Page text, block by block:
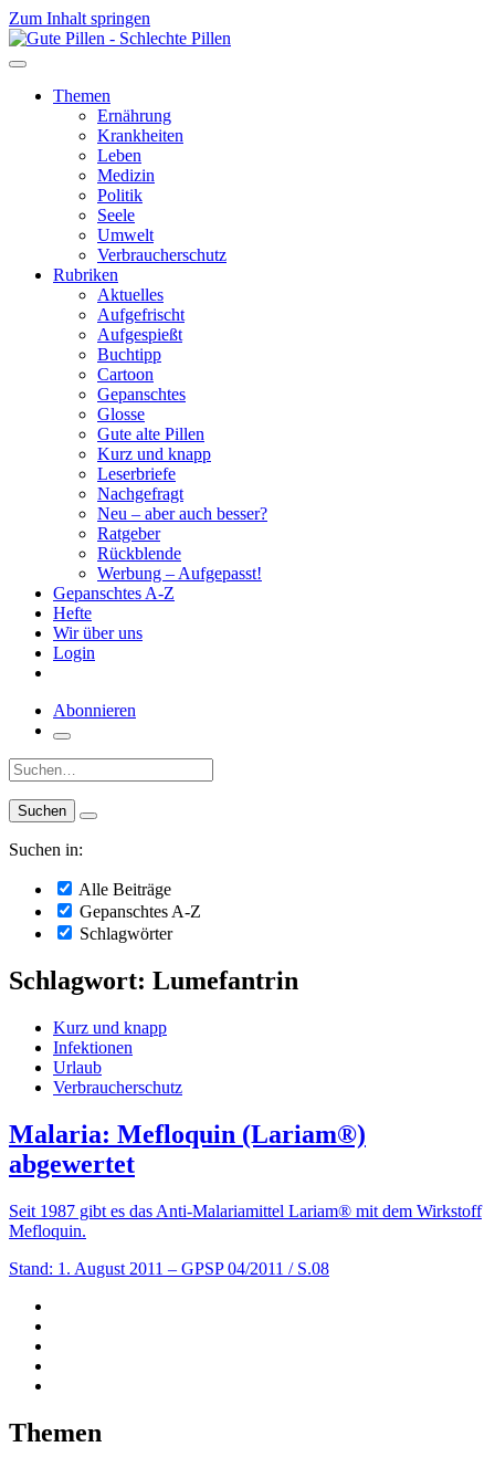
Zum Inhalt springen
Themen
Ernährung
Krankheiten
Leben
Medizin
Politik
Seele
Umwelt
Verbraucherschutz
Rubriken
Aktuelles
Aufgefrischt
Aufgespießt
Buchtipp
Cartoon
Gepanschtes
Glosse
Gute alte Pillen
Kurz und knapp
Leserbriefe
Nachgefragt
Neu – aber auch besser?
Ratgeber
Rückblende
Werbung – Aufgepasst!
Gepanschtes A-Z
Hefte
Wir über uns
Login
Abonnieren
Suche:
Suchen in:
Alle Beiträge
Gepanschtes A-Z
Schlagwörter
Schlagwort: Lumefantrin
Kurz und knapp
Infektionen
Urlaub
Verbraucherschutz
Malaria: Mefloquin (Lariam®)
abgewertet
Seit 1987 gibt es das Anti-Malariamittel Lariam® mit dem Wirkstoff
Mefloquin.
Stand: 1. August 2011 – GPSP 04/2011 / S.08
Themen